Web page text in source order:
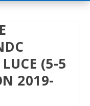
(5-5
2019-